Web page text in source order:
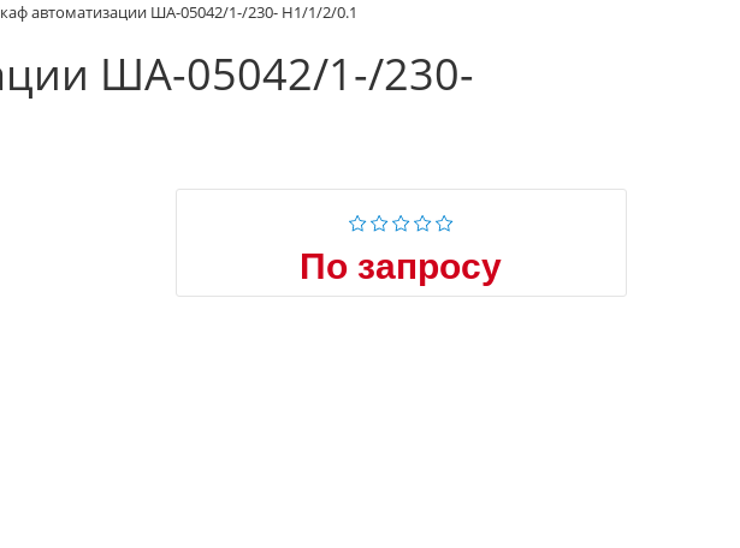
автоматизации ША-05042/1-/230- H1/1/2/0.1
ША-05042/1-/230-
По запросу